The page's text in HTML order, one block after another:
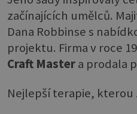
začínajících umělců.
Dana Robbinse s
projektu. Firma v roce
Craft Mastera prodala
Nejlepší terapie, kterou